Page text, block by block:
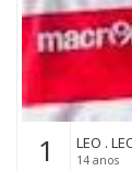
1 LEO .
14 anos